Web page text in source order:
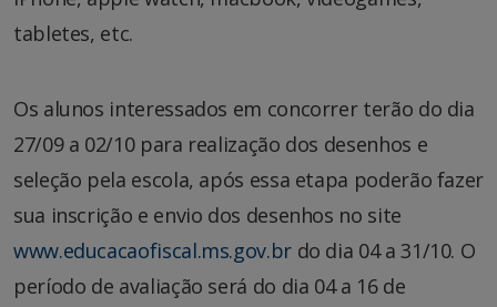
tabletes, etc.
Os alunos interessados em concorrer terão do dia
27/09 a 02/10 para realização dos desenhos e
seleção pela escola, após essa etapa poderão fazer
sua inscrição e envio dos desenhos no site
www.educacaofiscal.ms.gov.brdo dia 04 a 31/10. O
período de avaliação será do dia 04 a 16 de